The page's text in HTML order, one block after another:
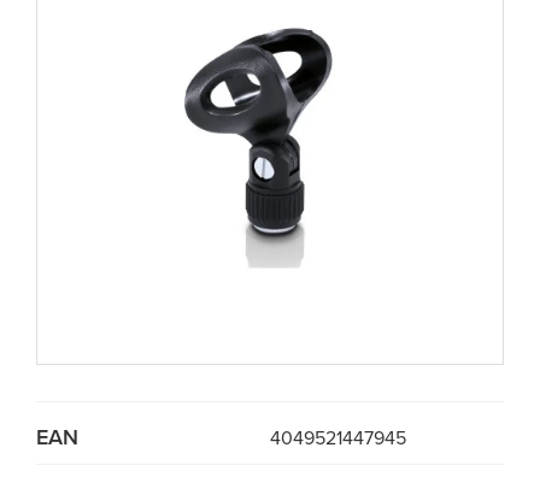
EAN 4049521447945